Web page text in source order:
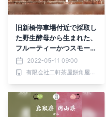
旧新橋停車場付近で採取し
た野生酵母から生まれた、
フルーティーかつスモーキ
ーな新橋オリジナルビール
を発売します。│5月13日
2022-05-11 09:00
有限会社二軒茶屋餅角屋本店